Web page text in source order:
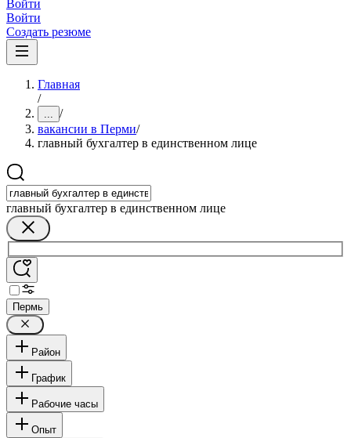
Войти
Войти
Создать резюме
Главная
/
... /
вакансии в Перми/
главный бухгалтер в единственном лице
главный бухгалтер в единственном лице
Пермь
Район
График
Рабочие часы
Опыт